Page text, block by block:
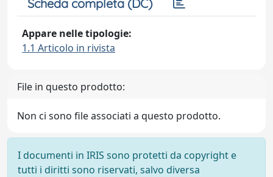
Scheda completa (DC)
Appare nelle tipologie:
1.1 Articolo in rivista
File in questo prodotto:
Non ci sono file associati a questo prodotto.
I documenti in IRIS sono protetti da copyright e
tutti i diritti sono riservati, salvo diversa